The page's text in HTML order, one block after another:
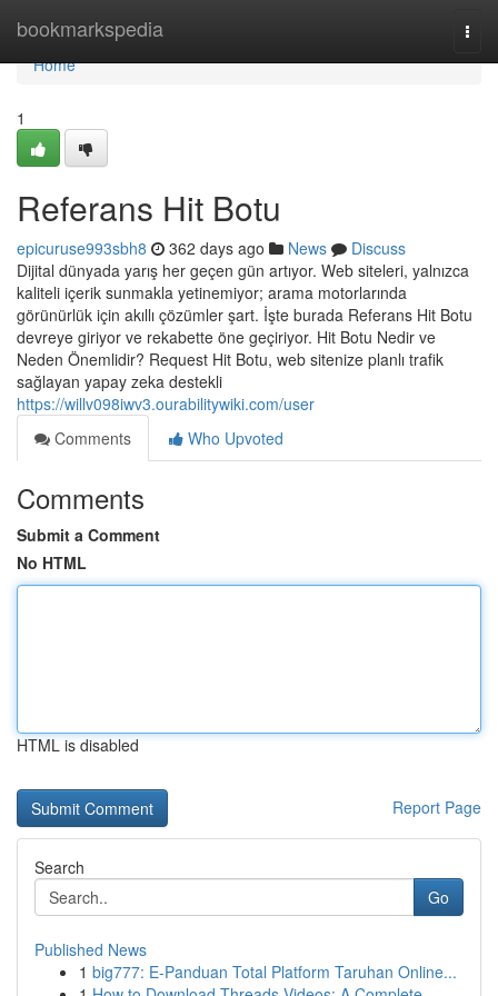
bookmarkspedia
Home
Home
1
Referans Hit Botu
epicuruse993sbh8 362 days ago News
Discuss
Dijital dünyada yarış her geçen gün artıyor. Web siteleri, yalnızca
kaliteli içerik sunmakla yetinemiyor; arama motorlarında
görünürlük için akıllı çözümler şart. İşte burada Referans Hit Botu
devreye giriyor ve rekabette öne geçiriyor. Hit Botu Nedir ve
Neden Önemlidir? Request Hit Botu, web sitenize planlı trafik
sağlayan yapay zeka destekli
https://willv098iwv3.ourabilitywiki.com/user
Comments
Who Upvoted
Comments
Submit a Comment
No HTML
HTML is disabled
Report Page
Search
Go
Published News
1 big777: E-Panduan Total Platform Taruhan Online...